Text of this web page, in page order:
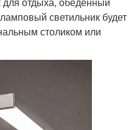
светильник будет
столиком или